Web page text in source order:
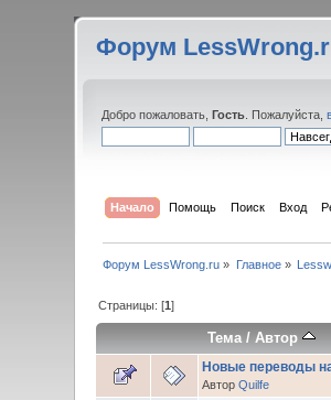
Форум
Добро пожаловать,Гость . Пожалуйста,
Начало Помощь Поиск Вход
Форум LessWrong.ru » Главное»
Страницы: [1]
Тема /Автор
Новые переводы
АвторQuilfe